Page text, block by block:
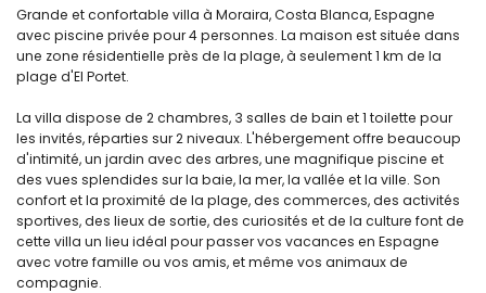
Grande et confortable villa à Moraira, Costa Blanca, Espagne
avec piscine privée pour 4 personnes. La maison est située dans
une zone résidentielle près de la plage, à seulement 1 km de la
plage d'El Portet.
La villa dispose de 2 chambres, 3 salles de bain et 1 toilette pour
les invités, réparties sur 2 niveaux. L'hébergement offre beaucoup
d'intimité, un jardin avec des arbres, une magnifique piscine et
des vues splendides sur la baie, la mer, la vallée et la ville. Son
confort et la proximité de la plage, des commerces, des activités
sportives, des lieux de sortie, des curiosités et de la culture font de
cette villa un lieu idéal pour passer vos vacances en Espagne
avec votre famille ou vos amis, et même vos animaux de
compagnie.